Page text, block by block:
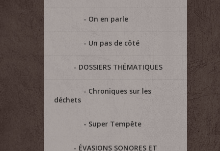
On en parle
Un pas de côté
DOSSIERS THÉMATIQUES
Chroniques sur les
déchets
Super Tempête
ÉVASIONS SONORES ET